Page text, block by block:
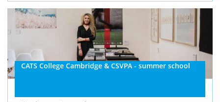
CATS College Cambridge & CSVPA - summer school